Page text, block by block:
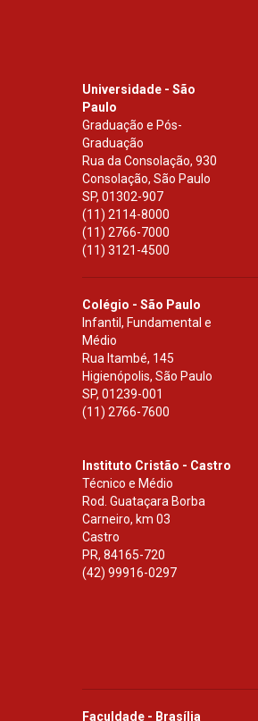
Universidade - São
Paulo
Graduação e Pós-
Graduação
Rua da Consolação, 930
Consolação, São Paulo
SP, 01302-907
(11) 2114-8000
(11) 2766-7000
(11) 3121-4500
Colégio - São Paulo
Infantil, Fundamental e
Médio
Rua Itambé, 145
Higienópolis, São Paulo
SP, 01239-001
(11) 2766-7600
Instituto Cristão - Castro
Técnico e Médio
Rod. Guataçara Borba
Carneiro, km 03
Castro
PR, 84165-720
(42) 99916-0297
Faculdade - Brasília